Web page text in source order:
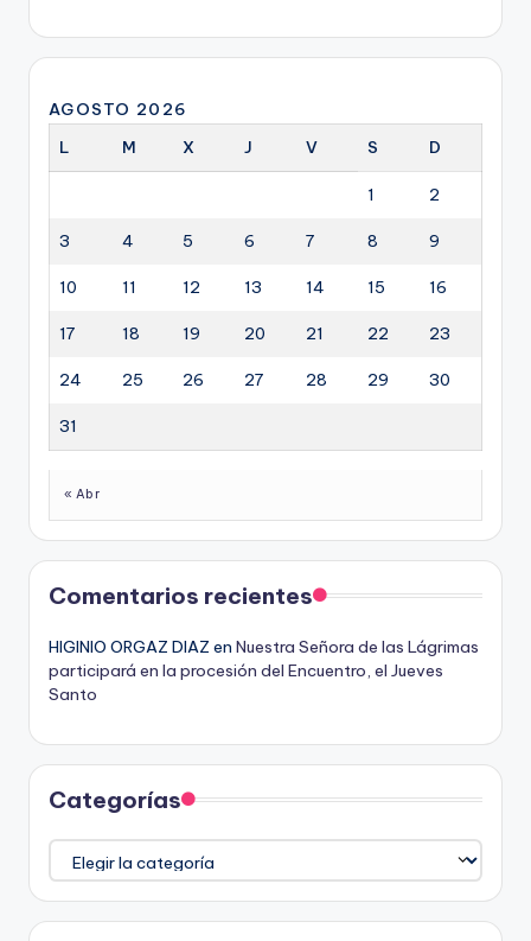
AGOSTO 2026
L
M X J V S D
1 2
3 4 5 6 7 8 9
10 11 12 13 14 15 16
17 18 19 20 21 22 23
24 25 26 27 28 29 30
31
« Abr
Comentarios recientes
HIGINIO ORGAZ DIAZ en Nuestra Señora de las Lágrimas
participará en la procesión del Encuentro, el Jueves
Santo
Categorías